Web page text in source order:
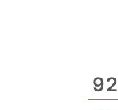
92